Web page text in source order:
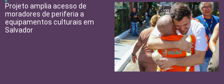
Projeto amplia acesso de
moradores de periferia a
equipamentos culturais em
Salvador